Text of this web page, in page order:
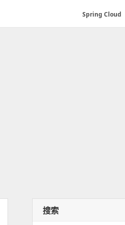
Spring Cloud
搜索